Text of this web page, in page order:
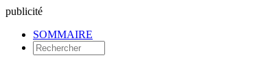
publicité
SOMMAIRE